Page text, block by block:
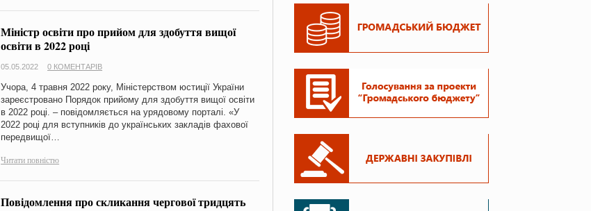
Міністр освіти про прийом для здобуття вищої
освіти в 2022 році
05.05.2022 0 КОМЕНТАРІВ
Учора, 4 травня 2022 року, Міністерством юстиції України
зареєстровано Порядок прийому для здобуття вищої освіти
в 2022 році. – повідомляється на урядовому порталі. «У
2022 році для вступників до українських закладів фахової
передвищої…
Читати повністю
Повідомлення про скликання чергової тридцять